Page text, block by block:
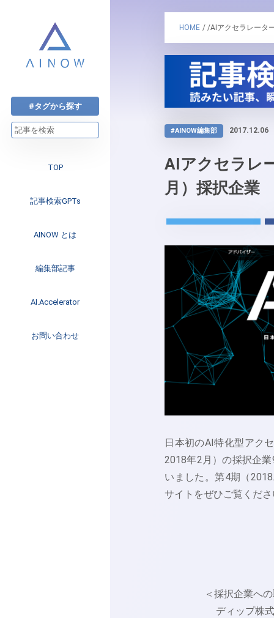
#タグから探す
TOP
記事検索GPTs
AINOW とは
編集部記事
注目のニュース
インタビュー
Web3
AI.Accelerator
AI.Accelerator記事
お問い合わせ
HOME / /AIアクセラレータ
#AINOW編集部 2017.12.06
AIアクセラレ
月）採択企業
日本初のAI特化型アク
2018年2月）の採択企
いました。第4期（
サイトをぜひご覧くだ
＜採択企業へ
ディップ株